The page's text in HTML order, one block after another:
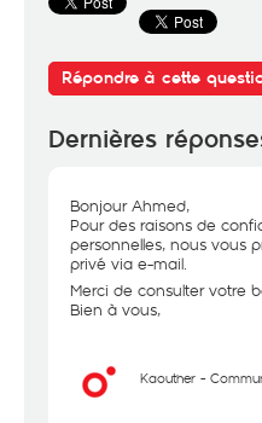
Répondre à cette
Dernières
Bonjour Ahmed,
Pour des raisons de
personnelles, nous vous
privé via e-mail.
Merci de consulter votre
Bien à vous,
Kaouther -